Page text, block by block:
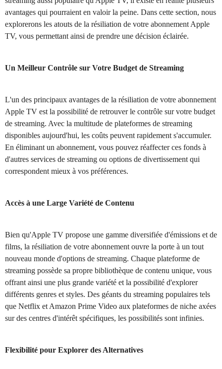
avantages qui pourraient en valoir la peine. Dans cette section, nous
explorerons les atouts de la résiliation de votre abonnement Apple
TV, vous permettant ainsi de prendre une décision éclairée.
Un Meilleur Contrôle sur Votre Budget de Streaming
L'un des principaux avantages de la résiliation de votre abonnement
Apple TV est la possibilité de retrouver le contrôle sur votre budget
de streaming. Avec la multitude de plateformes de streaming
disponibles aujourd'hui, les coûts peuvent rapidement s'accumuler.
En éliminant un abonnement, vous pouvez réaffecter ces fonds à
d'autres services de streaming ou options de divertissement qui
correspondent mieux à vos préférences.
Accès à une Large Variété de Contenu
Bien qu'Apple TV propose une gamme diversifiée d'émissions et de
films, la résiliation de votre abonnement ouvre la porte à un tout
nouveau monde d'options de streaming. Chaque plateforme de
streaming possède sa propre bibliothèque de contenu unique, vous
offrant ainsi une plus grande variété et la possibilité d'explorer
différents genres et styles. Des géants du streaming populaires tels
que Netflix et Amazon Prime Video aux plateformes de niche axées
sur des centres d'intérêt spécifiques, les possibilités sont infinies.
Flexibilité pour Explorer des Alternatives